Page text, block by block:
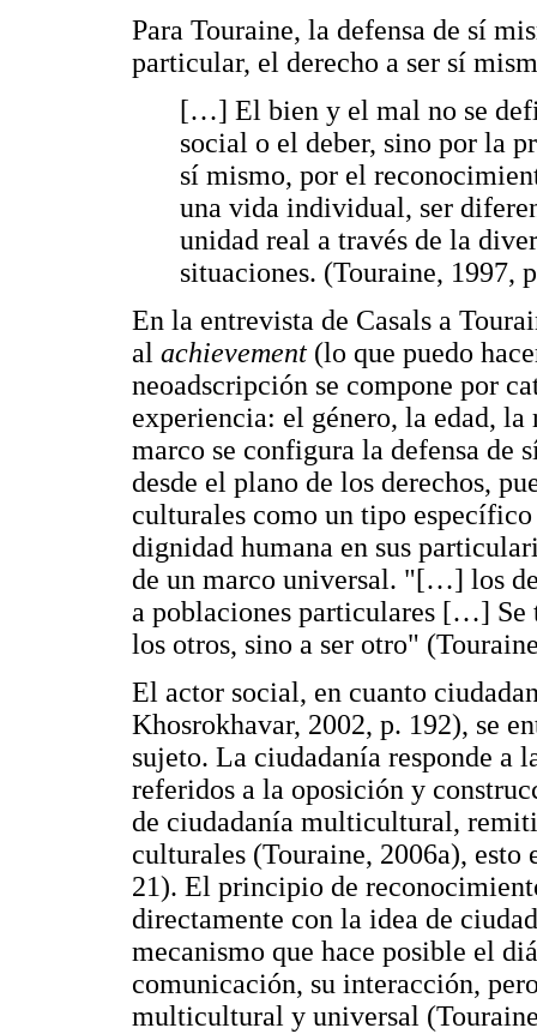
Para Touraine, la defensa de sí
particular, el derecho a ser sí
[…] El bien y el mal no se
social o el deber, sino por la
sí mismo, por el
una vida individual, ser
unidad real a través de la
situaciones. (Touraine, 1997,
En la entrevista de Casals a
al achievement (lo que puedo
neoadscripción se compone por
experiencia: el género, la edad,
marco se configura la defensa de
desde el plano de los derechos,
culturales como un tipo específico
dignidad humana en sus
de un marco universal. "[…] los
a poblaciones particulares […] Se
los otros, sino a ser otro"
El actor social, en cuanto
Khosrokhavar, 2002, p. 192), se
sujeto. La ciudadanía responde a
referidos a la oposición y
de ciudadanía multicultural,
culturales (Touraine, 2006a), esto
21). El principio de
directamente con la idea de
mecanismo que hace posible el
comunicación, su interacción,
multicultural y universal